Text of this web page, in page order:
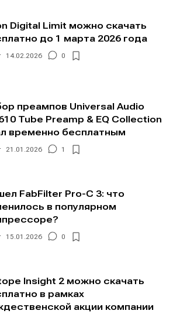
Digital Limit можно скачать
до 1 марта 2026 года
14.02.2026 0
преампов Universal Audio
Tube Preamp & EQ Collection
временно бесплатным
21.01.2026 1
FabFilter Pro-C 3: что
в популярном
15.01.2026 0
Insight 2 можно скачать
в рамках
акции компании